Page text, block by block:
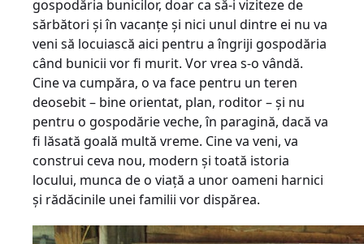
gospodăria bunicilor, doar ca să-i viziteze de
sărbători şi în vacanţe şi nici unul dintre ei nu va
veni să locuiască aici pentru a îngriji gospodăria
când bunicii vor fi murit. Vor vrea s-o vândă.
Cine va cumpăra, o va face pentru un teren
deosebit – bine orientat, plan, roditor – şi nu
pentru o gospodărie veche, în paragină, dacă va
fi lăsată goală multă vreme. Cine va veni, va
construi ceva nou, modern şi toată istoria
locului, munca de o viaţă a unor oameni harnici
şi rădăcinile unei familii vor dispărea.